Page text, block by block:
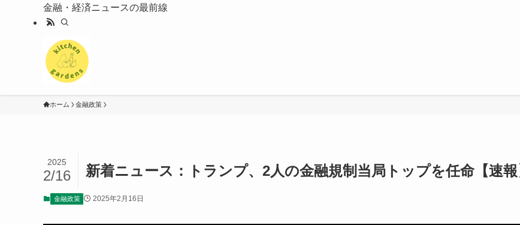
金融・経済ニュースの最前線
ホーム 金融政策
新着ニュース：トランプ、2人の金融規制当局トップを任命【速報
2025
2/16
金融政策 2025年2月16日